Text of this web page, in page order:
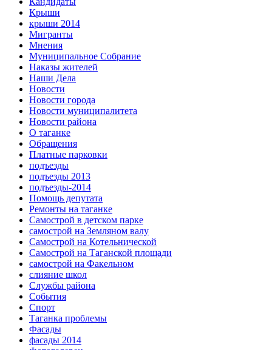
Крыши
крыши 2014
Мигранты
Мнения
Муниципальное Собрание
Наказы жителей
Наши Дела
Новости
Новости города
Новости муниципалитета
Новости района
О таганке
Обращения
Платные парковки
подъезды
подъезды 2013
подъезды-2014
Помощь депутата
Ремонты на таганке
Самострой в детском парке
самострой на Земляном валу
Самострой на Котельнической
Самострой на Таганской площади
самострой на Факельном
слияние школ
Службы района
События
Спорт
Таганка проблемы
Фасады
фасады 2014